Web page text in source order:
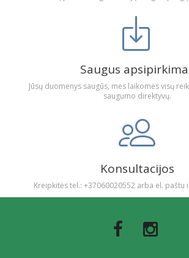
Saugus
Jūsų duomenys saugūs, mes laikomės visų
saugumo direktyvų.
Konsultacijos
Kreipkitės tel.: +37060020552 arba el. paštu